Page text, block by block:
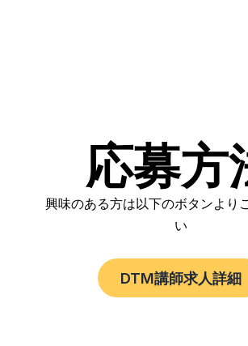
応募方
興味のある方は以下のボタンより
い
DTM講師求人詳細